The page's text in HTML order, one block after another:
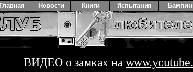
ВИДЕО о замках на
Главная Новости Книги Испытания